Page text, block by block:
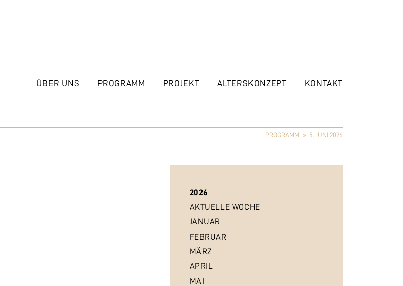
ÜBER UNS PROGRAMM PROJEKT ALTERSKONZEPT KONTAKT
PROGRAMM » 5. JUNI 2026
2026
AKTUELLE WOCHE
JANUAR
FEBRUAR
MÄRZ
APRIL
MAI